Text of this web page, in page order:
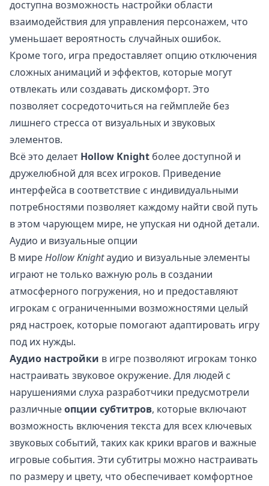
доступна возможность настройки области
взаимодействия для управления персонажем, что
уменьшает вероятность случайных ошибок.
Кроме того, игра предоставляет опцию отключения
сложных анимаций и эффектов, которые могут
отвлекать или создавать дискомфорт. Это
позволяет сосредоточиться на геймплейе без
лишнего стресса от визуальных и звуковых
элементов.
Всё это делает Hollow Knight более доступной и
дружелюбной для всех игроков. Приведение
интерфейса в соответствие с индивидуальными
потребностями позволяет каждому найти свой путь
в этом чарующем мире, не упуская ни одной детали.
Аудио и визуальные опции
В миреHollow Knightаудио и визуальные элементы
играют не только важную роль в создании
атмосферного погружения, но и предоставляют
игрокам с ограниченными возможностями целый
ряд настроек, которые помогают адаптировать игру
под их нужды.
Аудио настройки в игре позволяют игрокам тонко
настраивать звуковое окружение. Для людей с
нарушениями слуха разработчики предусмотрели
различныеопции субтитров, которые включают
возможность включения текста для всех ключевых
звуковых событий, таких как крики врагов и важные
игровые события. Эти субтитры можно настраивать
по размеру и цвету, что обеспечивает комфортное